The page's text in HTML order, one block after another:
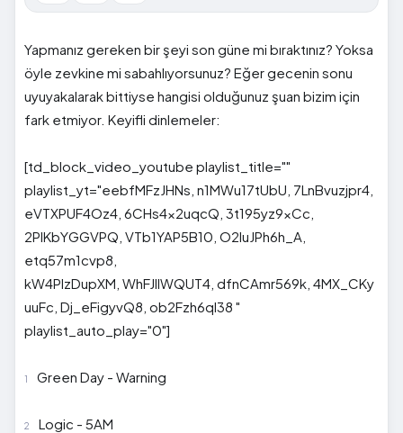
Yapmanız gereken bir şeyi son güne mi bıraktınız? Yoksa
öyle zevkine mi sabahlıyorsunuz? Eğer gecenin sonu
uyuyakalarak bittiyse hangisi olduğunuz şuan bizim için
fark etmiyor. Keyifli dinlemeler:
[td_block_video_youtube playlist_title=""
playlist_yt="eebfMFzJHNs, n1MWu17tUbU, 7LnBvuzjpr4,
eVTXPUF4Oz4, 6CHs4x2uqcQ, 3t195yz9xCc,
2PlKbYGGVPQ, VTb1YAP5B10, O2IuJPh6h_A,
etq57m1cvp8,
kW4PlzDupXM, WhFJllWQUT4, dfnCAmr569k, 4MX_CKy
uuFc, Dj_eFigyvQ8, ob2Fzh6qI38 "
playlist_auto_play="0"]
Green Day - Warning
Logic - 5AM